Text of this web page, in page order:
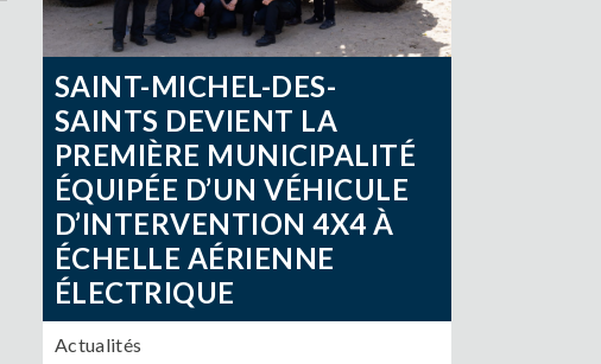
SAINT-MICHEL-DES-
SAINTS DEVIENT LA
PREMIÈRE MUNICIPALITÉ
ÉQUIPÉE D’UN VÉHICULE
D’INTERVENTION 4X4 À
ÉCHELLE AÉRIENNE
ÉLECTRIQUE
Actualités